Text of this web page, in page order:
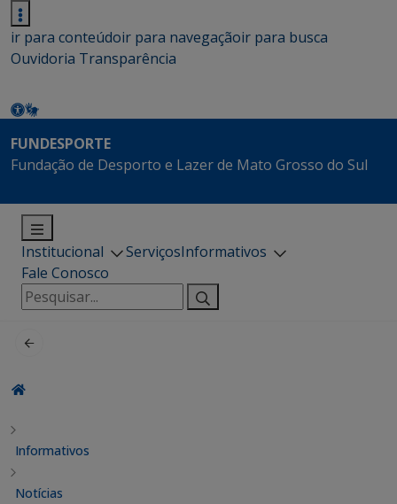
ir para conteúdoir para navegaçãoir para busca
Ouvidoria Transparência
FUNDESPORTE
Fundação de Desporto e Lazer de Mato Grosso do Sul
Institucional ServiçosInformativos
Fale Conosco
Pesquisar
por:
Informativos
Notícias